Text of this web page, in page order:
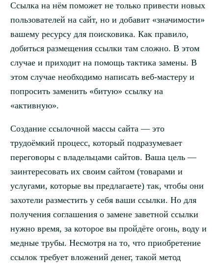
Ссылка на нём поможет не только привести новых
пользователей на сайт, но и добавит «значимости»
вашему ресурсу для поисковика. Как правило,
добиться размещения ссылки там сложно. В этом
случае и приходит на помощь тактика замены. В
этом случае необходимо написать веб-мастеру и
попросить заменить «битую» ссылку на
«активную».
Создание ссылочной массы сайта — это
трудоёмкий процесс, который подразумевает
переговоры с владельцами сайтов. Ваша цель —
заинтересовать их своим сайтом (товарами и
услугами, которые вы предлагаете) так, чтобы они
захотели разместить у себя ваши ссылки. Но для
получения соглашения о замене заветной ссылки
нужно время, за которое вы пройдёте огонь, воду и
медные трубы. Несмотря на то, что приобретение
ссылок требует вложений денег, такой метод